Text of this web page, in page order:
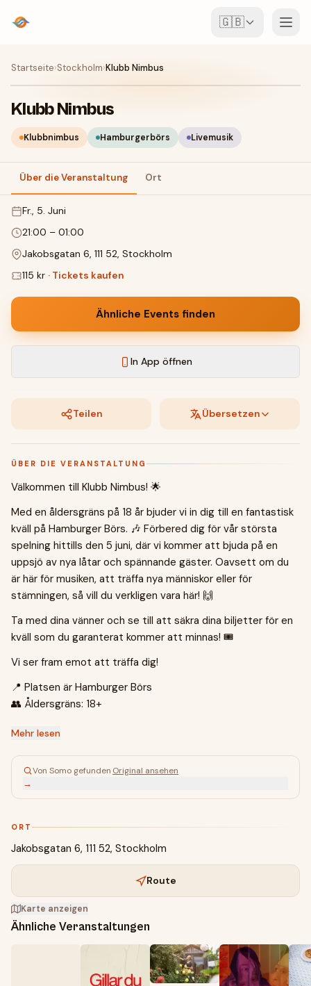
🇬🇧
Veranstaltungen
Karte
Locations
Für Veranstalter
Event erstellen
Startseite›Stockholm›Klubb Nimbus
Klubb Nimbus
Klubbnimbus Hamburgerbörs Livemusik
Über die Veranstaltung Ort
Fr., 5. Juni
21:00 – 01:00
Jakobsgatan 6, 111 52, Stockholm
115 kr · Tickets kaufen
Ähnliche Events finden
In App öffnen
Teilen Übersetzen
ÜBER DIE VERANSTALTUNG
Välkommen till Klubb Nimbus! 🌟
Med en åldersgräns på 18 år bjuder vi in dig till en fantastisk
kväll på Hamburger Börs. 🎶 Förbered dig för vår största
spelning hittills den 5 juni, där vi kommer att bjuda på en
uppsjö av nya låtar och spännande gäster. Oavsett om du
är här för musiken, att träffa nya människor eller för
stämningen, så vill du verkligen vara här! 🙌
Ta med dina vänner och se till att säkra dina biljetter för en
kväll som du garanterat kommer att minnas! 🎟️
Vi ser fram emot att träffa dig!
📍 Platsen är Hamburger Börs
👥 Åldersgräns: 18+
Mehr lesen
Von Somo gefunden Original ansehen
→
ORT
Jakobsgatan 6, 111 52, Stockholm
Route
Karte anzeigen
Ähnliche Veranstaltungen